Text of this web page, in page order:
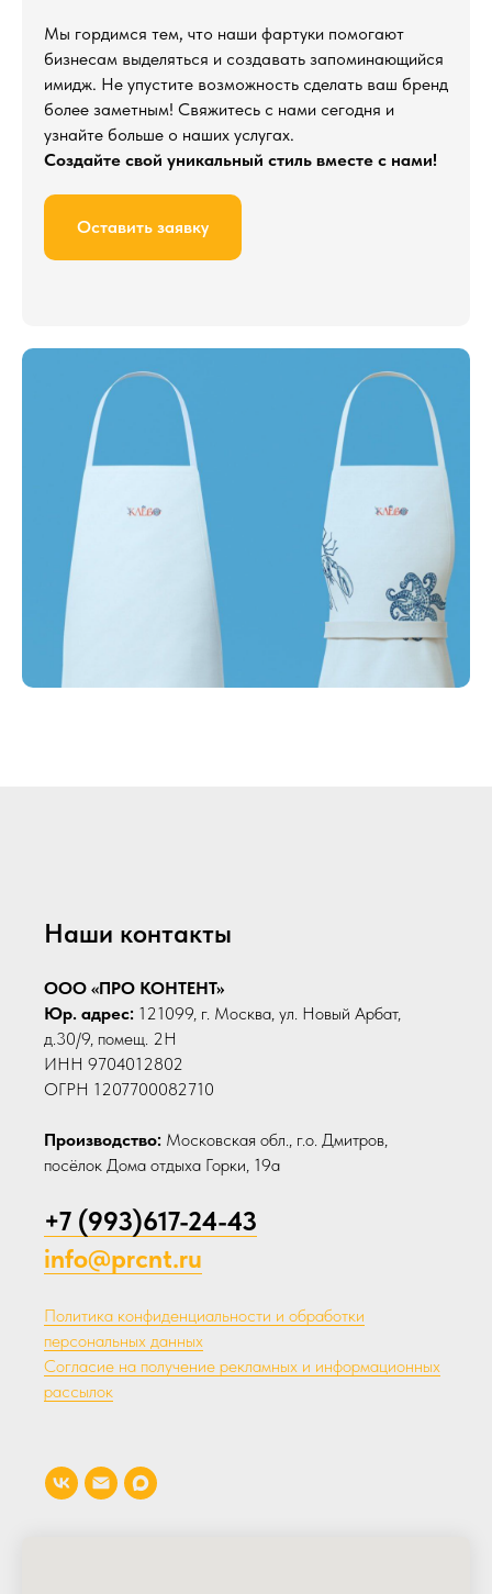
Мы гордимся тем, что наши фартуки помогают
бизнесам выделяться и создавать запоминающийся
имидж. Не упустите возможность сделать ваш бренд
более заметным! Свяжитесь с нами сегодня и
узнайте больше о наших услугах.
Создайте свой уникальный стиль вместе с нами!
Оставить заявку
Наши контакты
ООО «ПРО КОНТЕНТ»
Юр. адрес: 121099, г. Москва, ул. Новый Арбат,
д.30/9, помещ. 2Н
ИНН 9704012802
ОГРН 1207700082710
Производство: Московская обл., г.о. Дмитров,
посёлок Дома отдыха Горки, 19а
+7 (993)617-24-43
info@prcnt.ru
Политика конфиденциальности и обработки
персональных данных
Согласие на получение рекламных и информационных
рассылок